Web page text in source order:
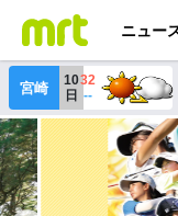
ニュー
宮崎
10
日
32
--